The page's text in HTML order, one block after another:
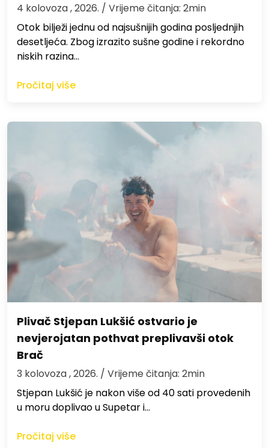
4 kolovoza , 2026. / Vrijeme čitanja: 2min
Otok bilježi jednu od najsušnijih godina posljednjih
desetljeća. Zbog izrazito sušne godine i rekordno
niskih razina…
Pročitaj više
Plivač Stjepan Lukšić ostvario je
nevjerojatan pothvat preplivavši otok
Brač
3 kolovoza , 2026. / Vrijeme čitanja: 2min
St​jepan Lukšić je nakon više od 40 sati provedenih
u moru doplivao u Supetar i…
Pročitaj više